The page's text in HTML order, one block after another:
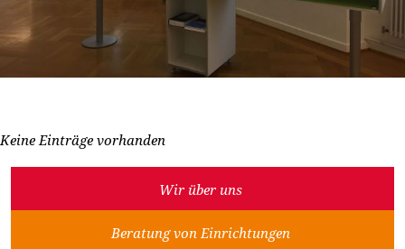
Keine Einträge vorhanden
Wir über uns
Beratung von Einrichtungen